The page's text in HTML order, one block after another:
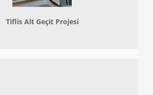
Tiflis Alt Geçit Projesi